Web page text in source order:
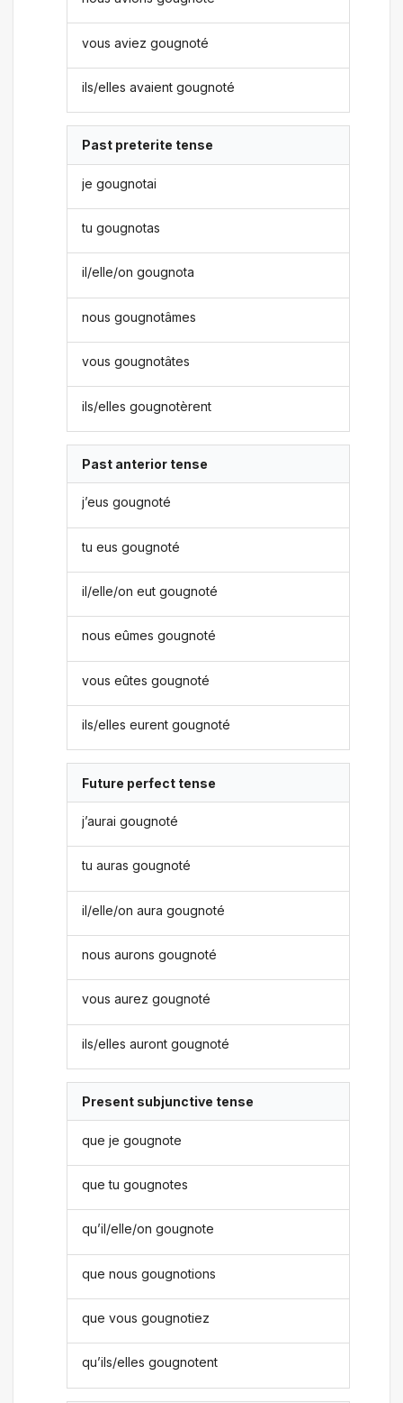
vous aviez gougnoté
ils/elles avaient gougnoté
Past preterite tense
je gougnotai
tu gougnotas
il/elle/on gougnota
nous gougnotâmes
vous gougnotâtes
ils/elles gougnotèrent
Past anterior tense
j’eus gougnoté
tu eus gougnoté
il/elle/on eut gougnoté
nous eûmes gougnoté
vous eûtes gougnoté
ils/elles eurent gougnoté
Future perfect tense
j’aurai gougnoté
tu auras gougnoté
il/elle/on aura gougnoté
nous aurons gougnoté
vous aurez gougnoté
ils/elles auront gougnoté
Present subjunctive tense
que je gougnote
que tu gougnotes
qu’il/elle/on gougnote
que nous gougnotions
que vous gougnotiez
qu’ils/elles gougnotent